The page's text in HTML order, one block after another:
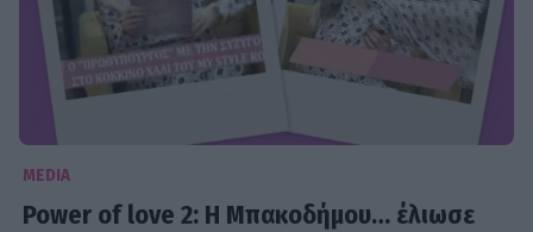
MEDIA
Power of love 2: Η Μπακοδήμου… έλιωσε